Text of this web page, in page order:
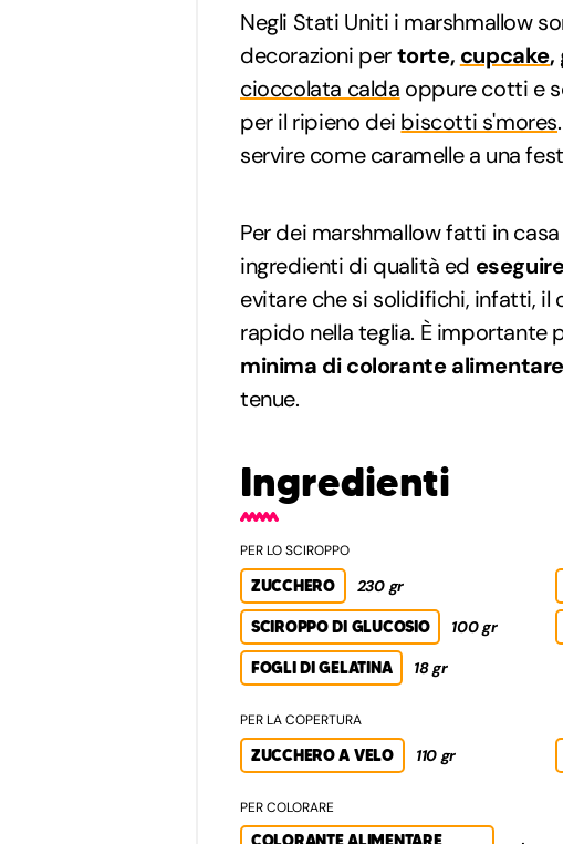
Negli Stati Uniti i marshmallow
decorazioni pertorte, cupcake,
cioccolata calda oppure cotti e
per il ripieno dei biscotti s'mores
servire come caramelle a una
Per dei marshmallow fatti in
ingredienti di qualità ed
evitare che si solidifichi, infatti,
rapido nella teglia. È importante
minima di colorante alimentare
tenue.
Ingredienti
PER LO SCIROPPO
ZUCCHERO 230 gr
SCIROPPO DI GLUCOSIO 100 gr
FOGLI DI GELATINA 18 gr
PER LA COPERTURA
ZUCCHERO A VELO 110 gr
PER COLORARE